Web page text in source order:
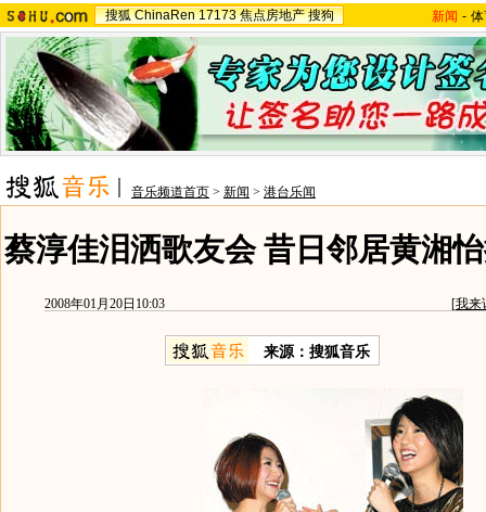
搜狐 ChinaRen 17173 焦点房地产 搜狗 新闻 -
音乐频道首页 > 新闻 > 港台乐闻
蔡淳佳泪洒歌友会 昔日邻居黄湘
2008年01月20日10:03 [我来
来源：搜狐音乐